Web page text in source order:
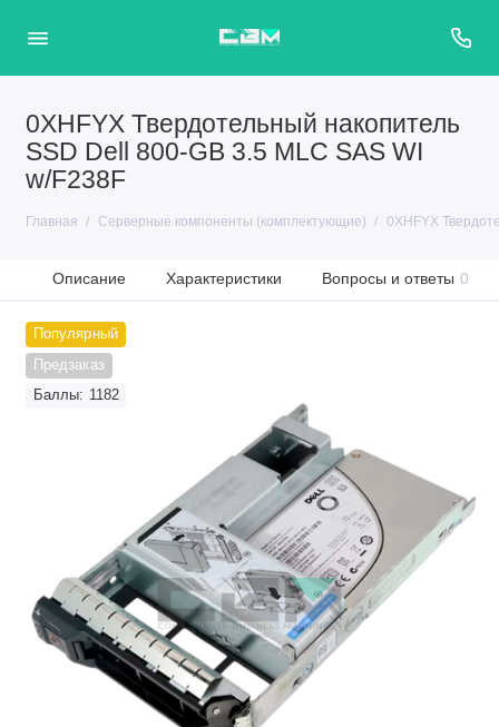
0XHFYX Твердотельный накопитель
SSD Dell 800-GB 3.5 MLC SAS WI
w/F238F
Главная Серверные компоненты (комплектующие) 0XHFYX
Описание Характеристики Вопросы и ответы 0
Популярный
Предзаказ
Баллы: 1182